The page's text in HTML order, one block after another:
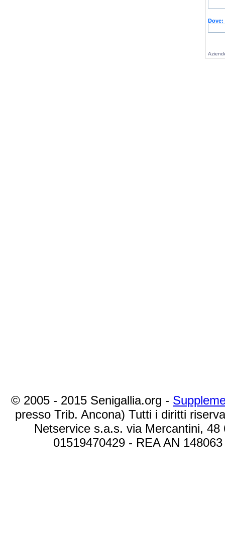
Dove:
© 2005 - 2015 Senigallia.org -
presso Trib. Ancona) Tutti i diritti
Netservice s.a.s. via Mercantini,
01519470429 - REA AN